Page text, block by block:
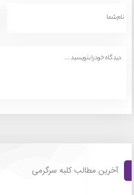
آخرین مطالب کلبه سرگرمی